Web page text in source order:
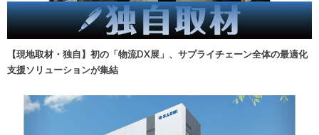
【現地取材・独自】初の「物流DX展」、サプライチェーン全体の最適化
支援ソリューションが集結